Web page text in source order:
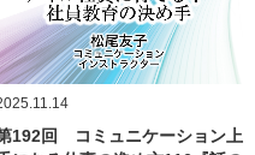
192回 コミュニケーション上